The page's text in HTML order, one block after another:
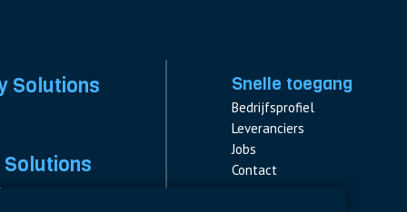
Solutions Snelle toegang
Bedrijfsprofiel
Leveranciers
Jobs
Contact